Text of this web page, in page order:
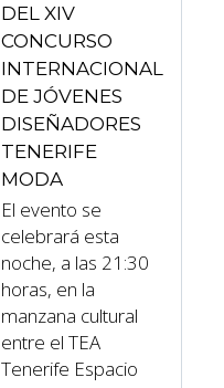
DEL XIV
CONCURSO
INTERNACIONAL
DE JÓVENES
DISEÑADORES
TENERIFE
MODA
El evento se
celebrará esta
noche, a las 21:30
horas, en la
manzana cultural
entre el TEA
Tenerife Espacio